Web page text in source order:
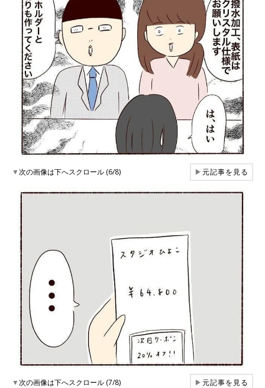
▼次の画像は下へスクロール (6/8) ▶元記事を見る
▼次の画像は下へスクロール (7/8) ▶元記事を見る